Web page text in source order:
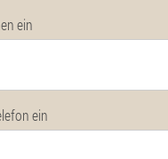
ein
ein